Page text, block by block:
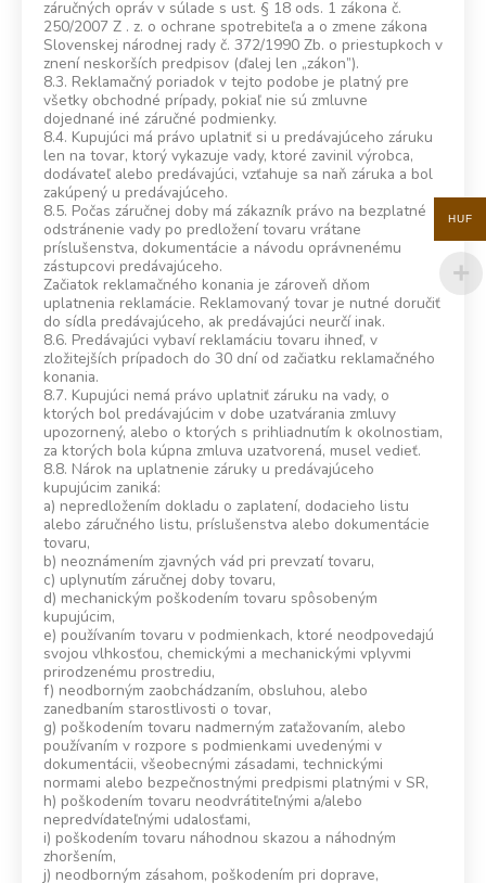
záručných opráv v súlade s ust. § 18 ods. 1 zákona č.
250/2007 Z . z. o ochrane spotrebiteľa a o zmene zákona
Slovenskej národnej rady č. 372/1990 Zb. o priestupkoch v
znení neskorších predpisov (ďalej len „zákon”).
8.3. Reklamačný poriadok v tejto podobe je platný pre
všetky obchodné prípady, pokiaľ nie sú zmluvne
dojednané iné záručné podmienky.
8.4. Kupujúci má právo uplatniť si u predávajúceho záruku
len na tovar, ktorý vykazuje vady, ktoré zavinil výrobca,
dodávateľ alebo predávajúci, vzťahuje sa naň záruka a bol
zakúpený u predávajúceho.
8.5. Počas záručnej doby má zákazník právo na bezplatné
odstránenie vady po predložení tovaru vrátane
príslušenstva, dokumentácie a návodu oprávnenému
zástupcovi predávajúceho.
Začiatok reklamačného konania je zároveň dňom
uplatnenia reklamácie. Reklamovaný tovar je nutné doručiť
do sídla predávajúceho, ak predávajúci neurčí inak.
8.6. Predávajúci vybaví reklamáciu tovaru ihneď, v
zložitejších prípadoch do 30 dní od začiatku reklamačného
konania.
8.7. Kupujúci nemá právo uplatniť záruku na vady, o
ktorých bol predávajúcim v dobe uzatvárania zmluvy
upozornený, alebo o ktorých s prihliadnutím k okolnostiam,
za ktorých bola kúpna zmluva uzatvorená, musel vedieť.
8.8. Nárok na uplatnenie záruky u predávajúceho
kupujúcim zaniká:
a) nepredložením dokladu o zaplatení, dodacieho listu
alebo záručného listu, príslušenstva alebo dokumentácie
tovaru,
b) neoznámením zjavných vád pri prevzatí tovaru,
c) uplynutím záručnej doby tovaru,
d) mechanickým poškodením tovaru spôsobeným
kupujúcim,
e) používaním tovaru v podmienkach, ktoré neodpovedajú
svojou vlhkosťou, chemickými a mechanickými vplyvmi
prirodzenému prostrediu,
f) neodborným zaobchádzaním, obsluhou, alebo
zanedbaním starostlivosti o tovar,
g) poškodením tovaru nadmerným zaťažovaním, alebo
používaním v rozpore s podmienkami uvedenými v
dokumentácii, všeobecnými zásadami, technickými
normami alebo bezpečnostnými predpismi platnými v SR,
h) poškodením tovaru neodvrátiteľnými a/alebo
nepredvídateľnými udalosťami,
i) poškodením tovaru náhodnou skazou a náhodným
zhoršením,
j) neodborným zásahom, poškodením pri doprave,
HUF